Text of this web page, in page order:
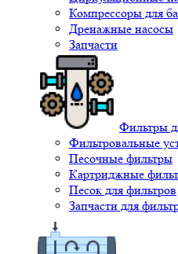
Компрессоры для
Дренажные насосы
Запчасти
Фильтры
Фильтровальные
Песочные фильтры
Картриджные
Песок для фильтров
Запчасти для